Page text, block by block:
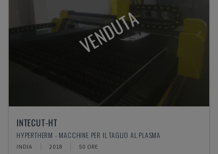
VENDUTA
INTECUT-HT
HYPERTHERM - MACCHINE PER IL TAGLIO AL PLASMA
INDIA 2018 50 ORE